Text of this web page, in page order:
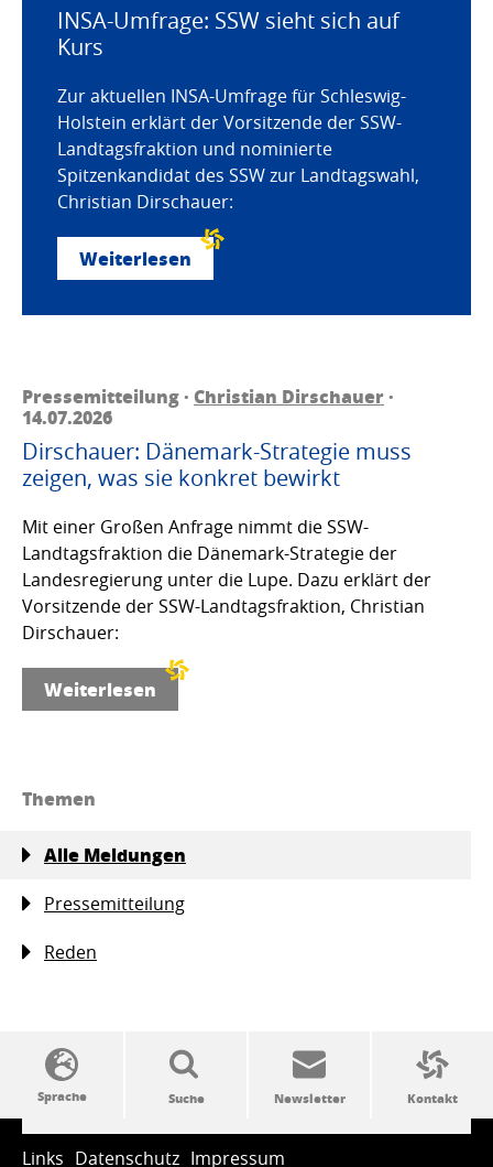
INSA-Umfrage: SSW sieht sich auf
Kurs
Zur aktuellen INSA-Umfrage für Schleswig-
Holstein erklärt der Vorsitzende der SSW-
Landtagsfraktion und nominierte
Spitzenkandidat des SSW zur Landtagswahl,
Christian Dirschauer:
Weiterlesen
Pressemitteilung · Christian Dirschauer·
14.07.2026
Dirschauer: Dänemark-Strategie muss
zeigen, was sie konkret bewirkt
Mit einer Großen Anfrage nimmt die SSW-
Landtagsfraktion die Dänemark-Strategie der
Landesregierung unter die Lupe. Dazu erklärt der
Vorsitzende der SSW-Landtagsfraktion, Christian
Dirschauer:
Weiterlesen
Themen
Alle Meldungen
Pressemitteilung
Reden
SSW-Politik von A bis Z
Links Datenschutz Impressum